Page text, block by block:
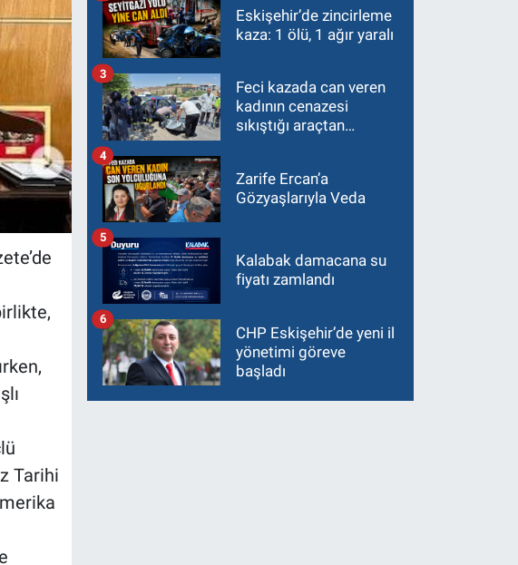
Tarihi
Eskişehir’de zincirleme
kaza: 1 ölü, 1 ağır yaralı
Feci kazada can veren
kadının cenazesi
sıkıştığı araçtan
3
Zarife Ercan’a
Gözyaşlarıyla Veda
4
Kalabak damacana su
fiyatı zamlandı
5
CHP Eskişehir’de yeni il
yönetimi göreve
başladı
6